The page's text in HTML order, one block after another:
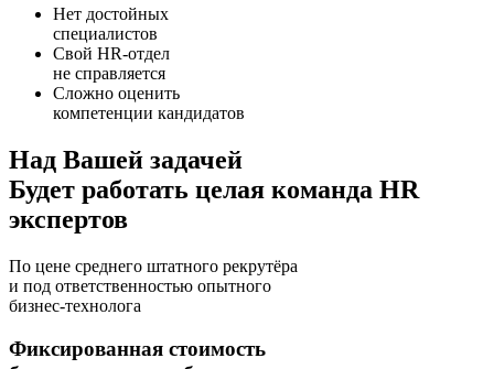
Нет достойных
специалистов
Свой HR-отдел
не справляется
Сложно оценить
компетенции кандидатов
Над Вашей задачей
Будет работать целая команда HR
экспертов
По цене среднего штатного рекрутёра
и под ответственностью опытного
бизнес-технолога
Фиксированная стоимость